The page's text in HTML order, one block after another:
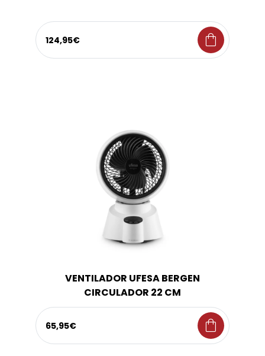
124,95€ shopping_bag
VENTILADOR UFESA BERGEN
CIRCULADOR 22 CM
65,95€ shopping_bag